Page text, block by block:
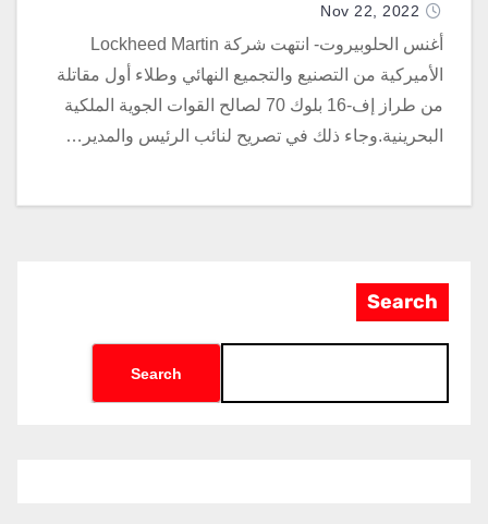
طيران
Nov 22, 2022
أغنس الحلوبيروت- انتهت شركة Lockheed Martin
الأميركية من التصنيع والتجميع النهائي وطلاء أول مقاتلة
من طراز إف-16 بلوك 70 لصالح القوات الجوية الملكية
البحرينية.وجاء ذلك في تصريح لنائب الرئيس والمدير…
Search
Search